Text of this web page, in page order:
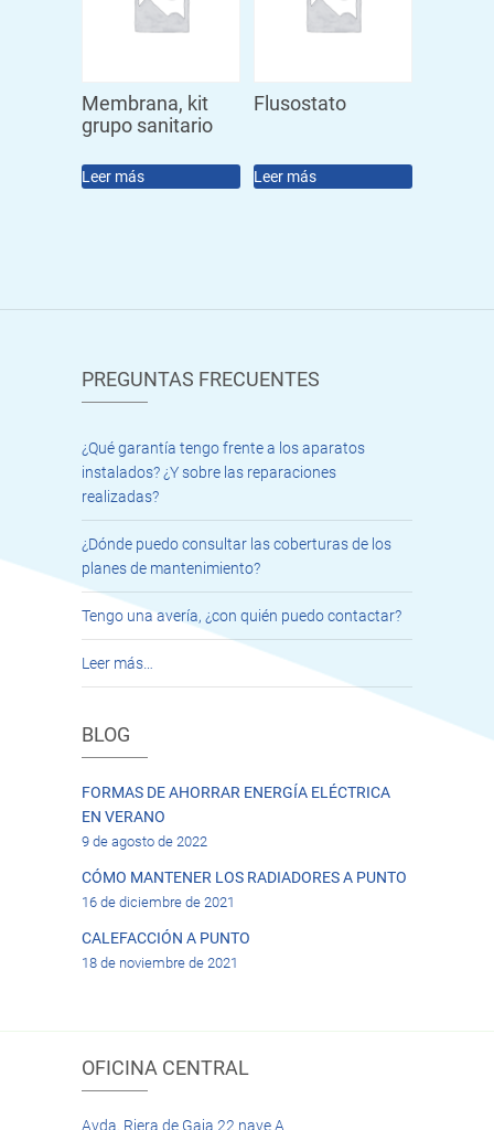
Membrana, kit
grupo sanitario
Leer más
Flusostato
Leer más
PREGUNTAS FRECUENTES
¿Qué garantía tengo frente a los aparatos
instalados? ¿Y sobre las reparaciones
realizadas?
¿Dónde puedo consultar las coberturas de los
planes de mantenimiento?
Tengo una avería, ¿con quién puedo contactar?
Leer más…
BLOG
FORMAS DE AHORRAR ENERGÍA ELÉCTRICA
EN VERANO
9 de agosto de 2022
CÓMO MANTENER LOS RADIADORES A PUNTO
16 de diciembre de 2021
CALEFACCIÓN A PUNTO
18 de noviembre de 2021
OFICINA CENTRAL
Avda. Riera de Gaia 22 nave A